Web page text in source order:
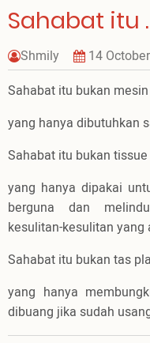
Sahabat itu
Shmily
14
Sahabat itu bukan mesin
yang hanya dibutuhkan
Sahabat itu bukan tissue
yang hanya dipakai
berguna dan
kesulitan-kesulitan yang
Sahabat itu bukan tas
yang hanya
dibuang jika sudah